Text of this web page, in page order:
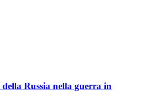
Russia nella guerra in